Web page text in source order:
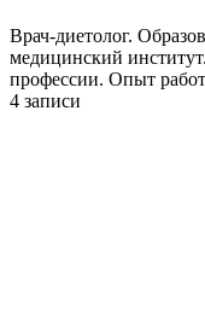
Врач-диетолог.
медицинский
профессии. Опыт
4 записи